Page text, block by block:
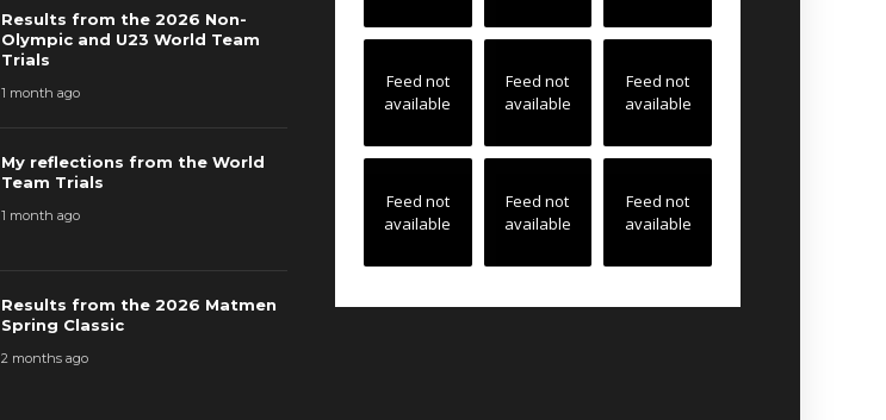
Results from the 2026 Non-
Olympic and U23 World Team
Trials
1 month ago
My reflections from the World
Team Trials
1 month ago
Results from the 2026 Matmen
Spring Classic
2 months ago
Feed not
available
Feed not
available
Feed not
available
Feed not
available
Feed not
available
Feed not
available